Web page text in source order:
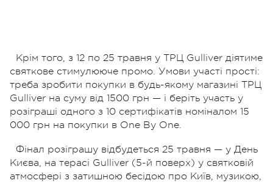
Крім того, з 12 по 25 травня у ТРЦ Gulliver діятиме
святкове стимулююче промо. Умови участі прості:
треба зробити покупки в будь-якому магазині ТРЦ
Gulliver на суму від 1500 грн — і беріть участь у
розіграші одного з 10 сертифікатів номіналом 15
000 грн на покупки в One By One.
Фінал розіграшу відбудеться 25 травня — у День
Києва, на терасі Gulliver (5-й поверх) у святковій
атмосфері з затишною бесідою про Київ, музикою,